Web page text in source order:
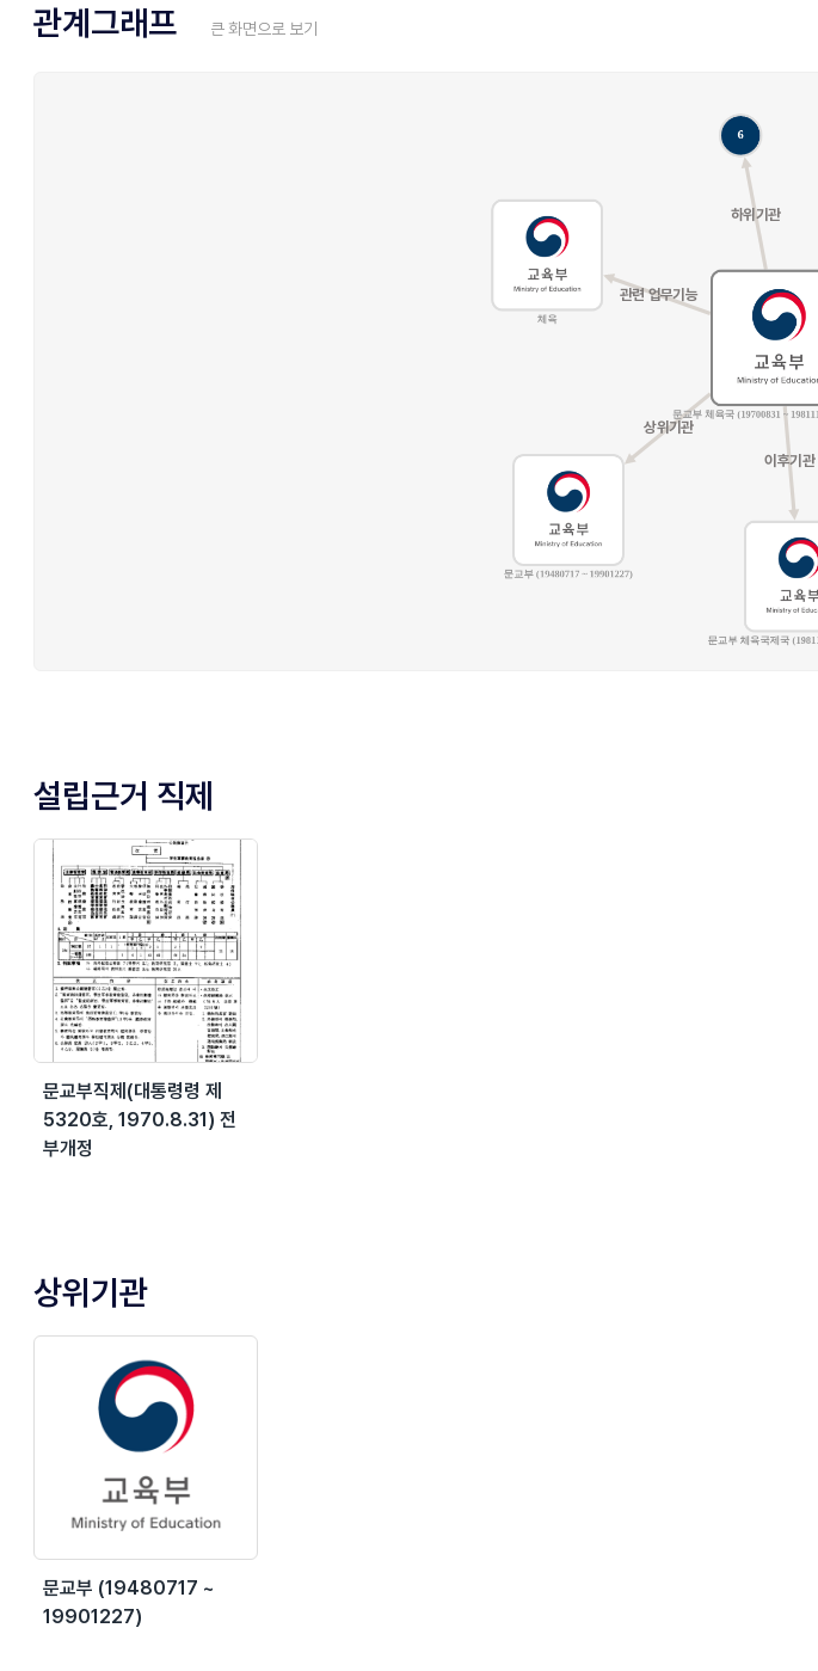
관계그래프 큰 화면으로 보기
설립근거 직제
문교부직제(대통령령 제
5320호, 1970.8.31) 전
부개정
상위기관
문교부 (19480717 ~
19901227)